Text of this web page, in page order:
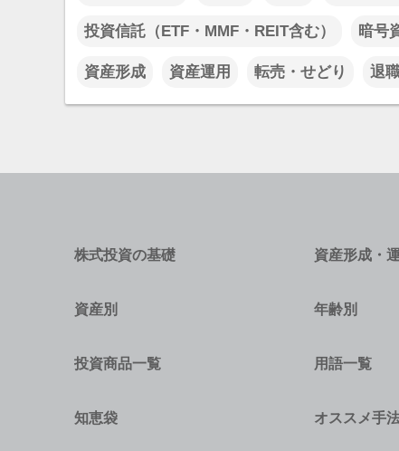
投資信託（ETF・MMF・REIT含む） 暗号
資産形成 資産運用 転売・せどり 退
株式投資の基礎 資産形成・
資産別 年齢別
投資商品一覧 用語一覧
知恵袋 オススメ手